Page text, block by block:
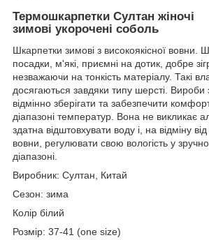
Термошкарпетки Султан жіночі
зимові укорочені соболь
Шкарпетки зимові з високоякісної вовни.
посадки, м'які, приємні на дотик, добре
незважаючи на тонкість матеріалу. Такі
досягаються завдяки типу шерсті. Вироби
відмінно зберігати та забезпечити
діапазоні температур. Вона не викликає
здатна відштовхувати воду і, на відміну
вовни, регулювати свою вологість у
діапазоні.
Виробник: Султан, Китай
Сезон: зима
Колір білий
Розмір: 37-41 (one size)